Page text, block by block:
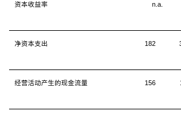
资本收益率 n.a.
净资本支出 182
经营活动产生的现金流量 156